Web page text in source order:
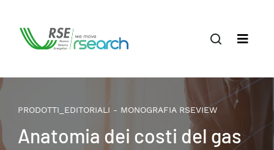
PRODOTTI_EDITORIALI - MONOGRAFIA RSEVIEW
Il terziario privato nella